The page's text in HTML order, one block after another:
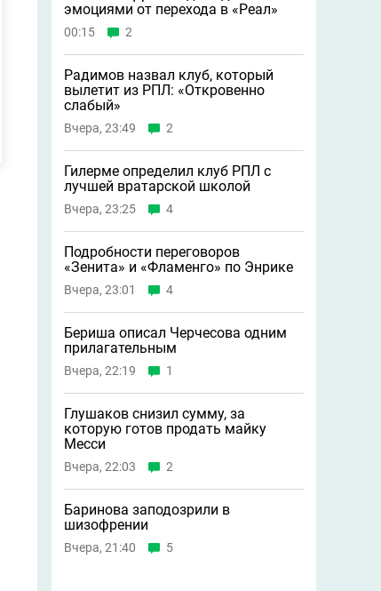
эмоциями от перехода в «Реал»
00:15 2
Радимов назвал клуб, который
вылетит из РПЛ: «Откровенно
слабый»
Вчера, 23:49 2
Гилерме определил клуб РПЛ с
лучшей вратарской школой
Вчера, 23:25 4
Подробности переговоров
«Зенита» и «Фламенго» по Энрике
Вчера, 23:01 4
Бериша описал Черчесова одним
прилагательным
Вчера, 22:19 1
Глушаков снизил сумму, за
которую готов продать майку
Месси
Вчера, 22:03 2
Баринова заподозрили в
шизофрении
Вчера, 21:40 5